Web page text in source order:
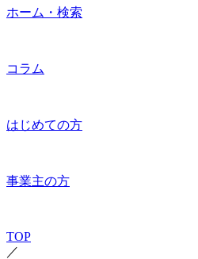
ホーム・検索
コラム
はじめての方
事業主の方
TOP
／